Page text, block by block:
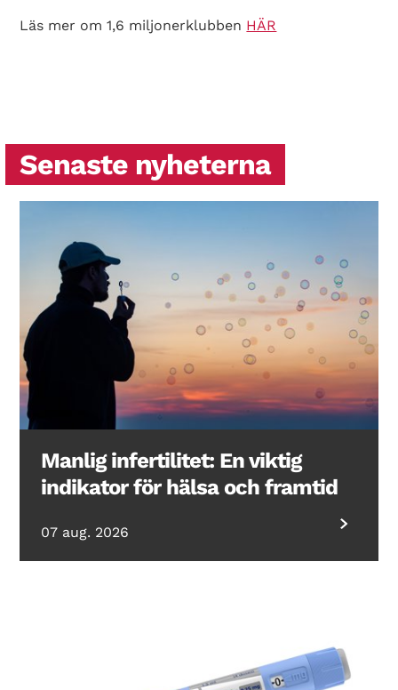
Läs mer om 1,6 miljonerklubben HÄR
Senaste nyheterna
Manlig infertilitet: En viktig
indikator för hälsa och framtid
07 aug. 2026